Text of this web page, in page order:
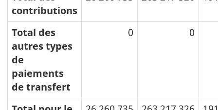
contributions
Total des
autres types
de
paiements
de transfert
0 0